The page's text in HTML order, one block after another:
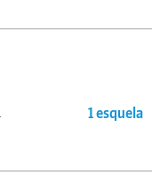
1 esquela